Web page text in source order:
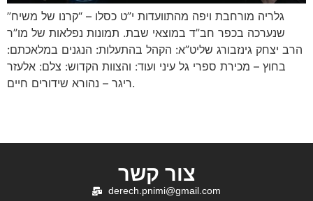
גלריה מורחבת ויפה מהתוועדות י”ט כסלו – “קרנו של משיח”
שנערכה בכפר חב”ד במוצאי שבת. תמונות נפלאות של מו”ר
הרב יצחק גינזבורג שליט”א: הקהל בהתעלות: הנגנים במלאכתם:
בחוץ – מכירת ספרי גל עיני ועוד: והצוות הקדוש: צלם: אלעזר
ריגר – נהורא שידורים חיים.
צור קשר
derech.pnimi@gmail.com